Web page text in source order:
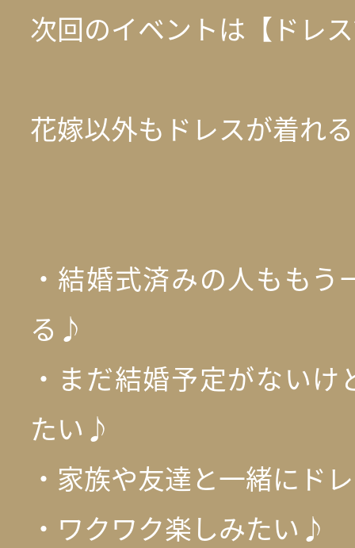
次回のイベントは【ドレ
花嫁以外もドレスが着れ
・結婚式済みの人もも
る♪
・まだ結婚予定がない
たい♪
・家族や友達と一緒にド
・ワクワク楽しみたい♪